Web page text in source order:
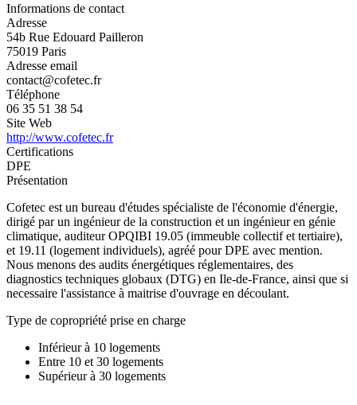
Informations de contact
Adresse
54b Rue Edouard Pailleron
75019 Paris
Adresse email
contact@cofetec.fr
Téléphone
06 35 51 38 54
Site Web
http://www.cofetec.fr
Certifications
DPE
Présentation
Cofetec est un bureau d'études spécialiste de l'économie d'énergie,
dirigé par un ingénieur de la construction et un ingénieur en génie
climatique, auditeur OPQIBI 19.05 (immeuble collectif et tertiaire),
et 19.11 (logement individuels), agréé pour DPE avec mention.
Nous menons des audits énergétiques réglementaires, des
diagnostics techniques globaux (DTG) en Ile-de-France, ainsi que si
necessaire l'assistance à maitrise d'ouvrage en découlant.
Type de copropriété prise en charge
Inférieur à 10 logements
Entre 10 et 30 logements
Supérieur à 30 logements